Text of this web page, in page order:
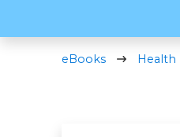
eBooks Health